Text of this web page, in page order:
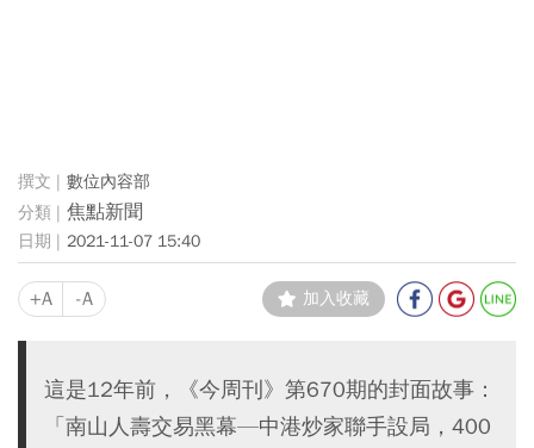
數位內容部
焦點新聞
2021-11-07 15:40
+A -A 加入收藏
這是12年前，《今周刊》第670期的封面故事：
「南山人壽交易黑幕—中港炒家聯手設局，400